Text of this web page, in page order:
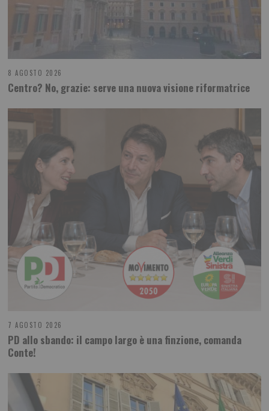
8 AGOSTO 2026
Centro? No, grazie: serve una nuova visione riformatrice
7 AGOSTO 2026
PD allo sbando: il campo largo è una finzione, comanda
Conte!